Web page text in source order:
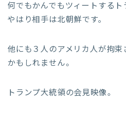
何でもかんでもツィートするト
やはり相手は北朝鮮です。
他にも３人のアメリカ人が拘
かもしれません。
トランプ大統領の会見映像。